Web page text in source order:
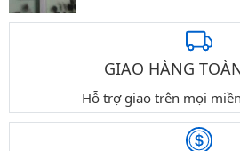
GIAO HÀNG
Hỗ trợ giao trên mọi